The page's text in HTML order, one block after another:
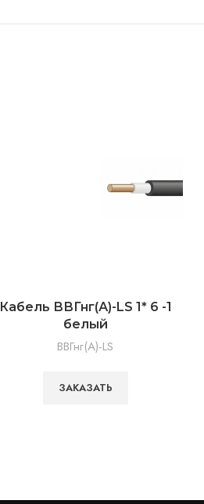
Кабель ВВГнг(А)-LS 1* 6 -1
белый
ВВГнг(А)-LS
ЗАКАЗАТЬ